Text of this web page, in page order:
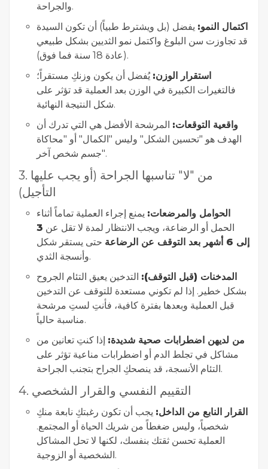
والجراحة.
اكتمال النمو: يفضل (بل ويشترط طبياً) أن تكون السيدة
قد تجاوزت سن البلوغ واكتمل نمو الثديين بشكل طبيعي
(عادة 18 سنة فما فوق).
استقرار الوزن: يُفضل أن يكون وزنكِ مستقراً؛
فالتغيرات الكبيرة في الوزن بعد العملية قد تؤثر على
شكل النتيجة النهائية.
واقعية التوقعات: المرشحة الأفضل هي التي تدرك أن
الهدف هو "تحسين الشكل" وليس "الكمال" أو "محاكاة
جسم شخص آخر".
3. من "لا" تناسبها الجراحة (أو يجب عليها
التأجيل)
الحوامل والمرضعات: يمنع إجراء العملية تماماً أثناء
الحمل أو الرضاعة، ويجب الانتظار لمدة لا تقل عن 3
إلى 6 أشهر بعد التوقف عن الرضاعة
حتى يستقر شكل
وأنسجة الثدي.
المدخنات (قبل التوقف): التدخين يعيق التئام الجروح
بشكل خطير. إذا لم تكوني مستعدة للتوقف عن التدخين
قبل العملية وبعدها بفترة كافية، فأنتِ لستِ مرشحة
مناسبة حالياً.
من لديهن اضطرابات صحية شديدة: إذا كنتِ تعانين من
مشاكل في تجلط الدم أو اضطرابات مناعية تؤثر على
التئام الأنسجة، قد ينصحكِ الجراح بتجنب الجراحة.
4. التقييم النفسي والقرار الشخصي
القرار النابع من الداخل: يجب أن تكون رغبتكِ نابعة منكِ
شخصياً، وليس ضغطاً من شريك الحياة أو المجتمع.
العملية تحسن ثقتك بنفسك، لكنها لا تحل المشاكل
الشخصية أو الزوجية.